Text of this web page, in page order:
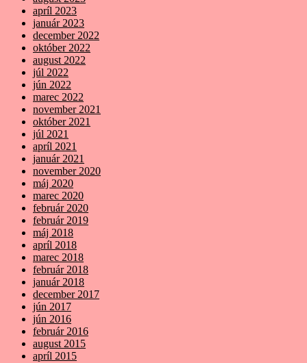
apríl 2023
január 2023
december 2022
október 2022
august 2022
júl 2022
jún 2022
marec 2022
november 2021
október 2021
júl 2021
apríl 2021
január 2021
november 2020
máj 2020
marec 2020
február 2020
február 2019
máj 2018
apríl 2018
marec 2018
február 2018
január 2018
december 2017
jún 2017
jún 2016
február 2016
august 2015
apríl 2015